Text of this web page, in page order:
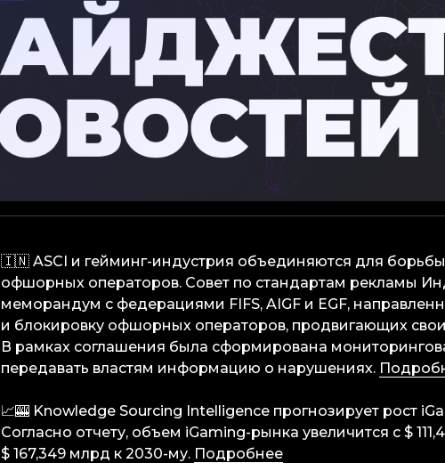
🇮🇳 ASCI и гейминг-индустрия объединяются для
офшорных операторов. Совет по стандартам рекламы
меморандум с федерациями FIFS, AIGF и EGF,
и блокировку офшорных операторов, продвигающих свои
В рамках соглашения была сформирована
передавать властям информацию о нарушениях.
📈🎰 Knowledge Sourcing Intelligence прогнозирует рост
Согласно отчету, объем iGaming-рынка увеличится с $
$ 167,349 млрд к 2030-му. Подробнее